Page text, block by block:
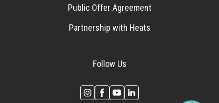
Public Offer Agreement
Partnership with Heats
Follow Us